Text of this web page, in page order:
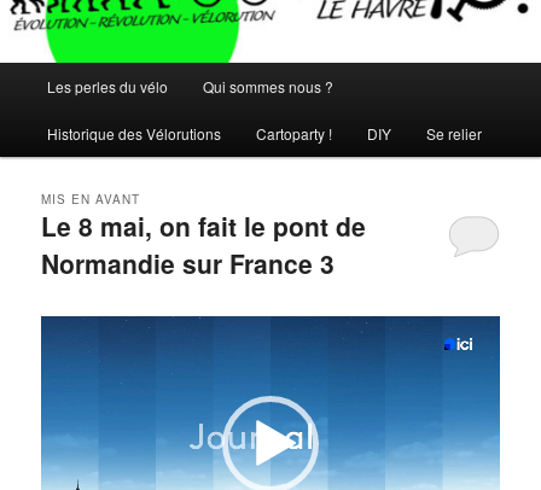
principal
Les perles du vélo Qui sommes nous ?
Historique des Vélorutions Cartoparty ! DIY Se relier
Le 8 mai, on fait le pont de
Normandie sur France 3
MIS EN AVANT